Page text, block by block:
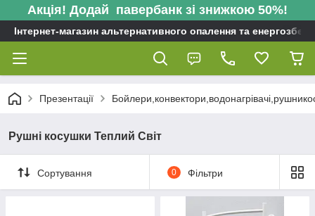
Акція! Додай павербанк зі знижкою 50%!
Інтернет-магазин альтернативного опалення та
Презентації
Рушні косушки Теплий Світ
Сортування 0 Фільтри